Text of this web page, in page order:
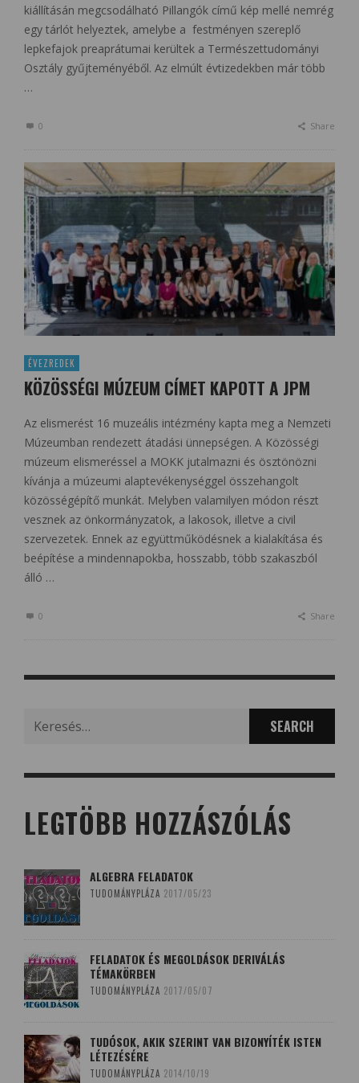
kiállításán megcsodálható Pillangók című kép mellé nemrég
egy tárlót helyeztek, amelybe a festményen szereplő
lepkefajok preaprátumai kerültek a Természettudományi
Osztály gyűjteményéből. Az elmúlt évtizedekben már több
…
0 Share
ÉVEZREDEK
KÖZÖSSÉGI MÚZEUM CÍMET KAPOTT A JPM
Az elismerést 16 muzeális intézmény kapta meg a Nemzeti
Múzeumban rendezett átadási ünnepségen. A Közösségi
múzeum elismeréssel a MOKK jutalmazni és ösztönözni
kívánja a múzeumi alaptevékenységgel összehangolt
közösségépítő munkát. Melyben valamilyen módon részt
vesznek az önkormányzatok, a lakosok, illetve a civil
szervezetek. Ennek az együttműködésnek a kialakítása és
beépítése a mindennapokba, hosszabb, több szakaszból
álló …
0 Share
for:
LEGTÖBB HOZZÁSZÓLÁS
ALGEBRA FELADATOK
TUDOMÁNYPLÁZA 2017/05/23
FELADATOK ÉS MEGOLDÁSOK DERIVÁLÁS
TÉMAKÖRBEN
TUDOMÁNYPLÁZA 2017/05/07
TUDÓSOK, AKIK SZERINT VAN BIZONYÍTÉK ISTEN
LÉTEZÉSÉRE
TUDOMÁNYPLÁZA 2014/10/19